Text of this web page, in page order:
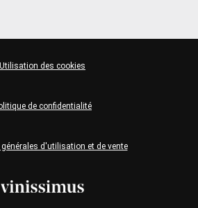
d'utilisation et de vente
de confidentialité
Utilisation des cookies